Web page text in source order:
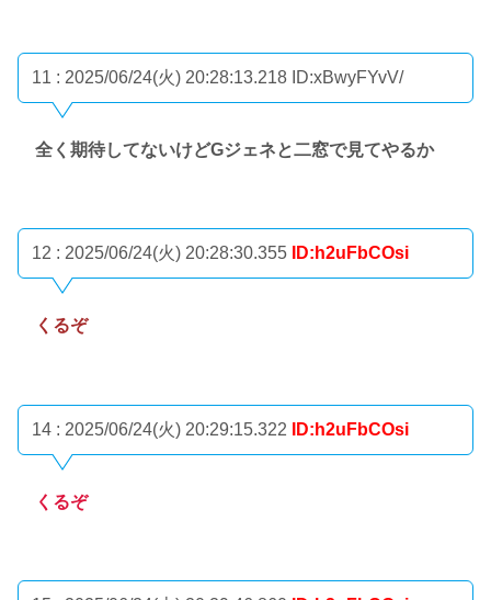
11 : 2025/06/24(火) 20:28:13.218 ID:xBwyFYvV/
全く期待してないけどGジェネと二窓で見てやるか
12 : 2025/06/24(火) 20:28:30.355 ID:h2uFbCOsi
くるぞ
14 : 2025/06/24(火) 20:29:15.322 ID:h2uFbCOsi
くるぞ